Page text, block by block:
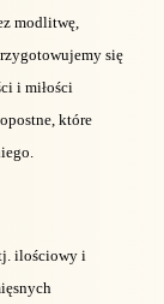
modlitwę,
się
i miłości
które
ilościowy i